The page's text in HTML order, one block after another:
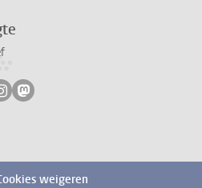
facebook
op youtube
ons op linkedin
Volg ons op instagram
Volg ons op mastodon
weigeren